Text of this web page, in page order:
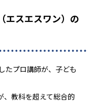
エスエスワン）の
たプロ講師が、子ども
、教科を超えて総合的